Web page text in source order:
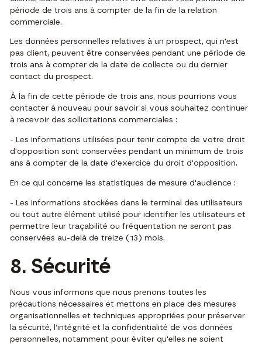
période de trois ans à compter de la fin de la relation
commerciale.
Les données personnelles relatives à un prospect, qui n'est
pas client, peuvent être conservées pendant une période de
trois ans à compter de la date de collecte ou du dernier
contact du prospect.
À la fin de cette période de trois ans, nous pourrions vous
contacter à nouveau pour savoir si vous souhaitez continuer
à recevoir des sollicitations commerciales :
- Les informations utilisées pour tenir compte de votre droit
d'opposition sont conservées pendant un minimum de trois
ans à compter de la date d'exercice du droit d'opposition.
En ce qui concerne les statistiques de mesure d'audience :
- Les informations stockées dans le terminal des utilisateurs
ou tout autre élément utilisé pour identifier les utilisateurs et
permettre leur traçabilité ou fréquentation ne seront pas
conservées au-delà de treize (13) mois.
8. Sécurité
Nous vous informons que nous prenons toutes les
précautions nécessaires et mettons en place des mesures
organisationnelles et techniques appropriées pour préserver
la sécurité, l'intégrité et la confidentialité de vos données
personnelles, notamment pour éviter qu'elles ne soient